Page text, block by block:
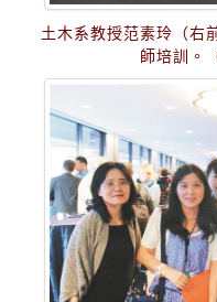
土木系教授范素玲（右
師培訓。